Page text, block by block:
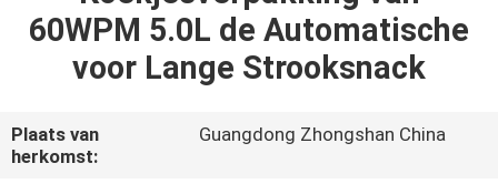
PRODUCTEN
ONS
60WPM 5.0L de Automatische
voor Lange Strooksnack
Plaats van
herkomst:
Guangdong Zhongshan China